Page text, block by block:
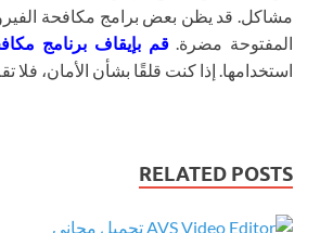
مشاكل. قد يظن بعض برامج مكافحة
المفتوحة مضرة.قم بإيقاف برنامج
استخدامها. إذا كنت قلقًا بشأن الأمان، فلا
RELATED POSTS